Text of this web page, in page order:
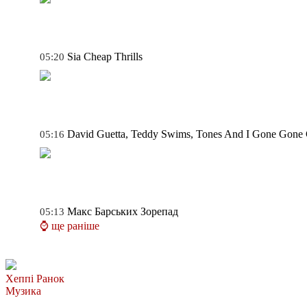
05:20 Sia Cheap Thrills
05:16 David Guetta, Teddy Swims, Tones And I Gone Gone
05:13 Макс Барських Зорепад
⌚ ще раніше
Хеппі Ранок
Музика